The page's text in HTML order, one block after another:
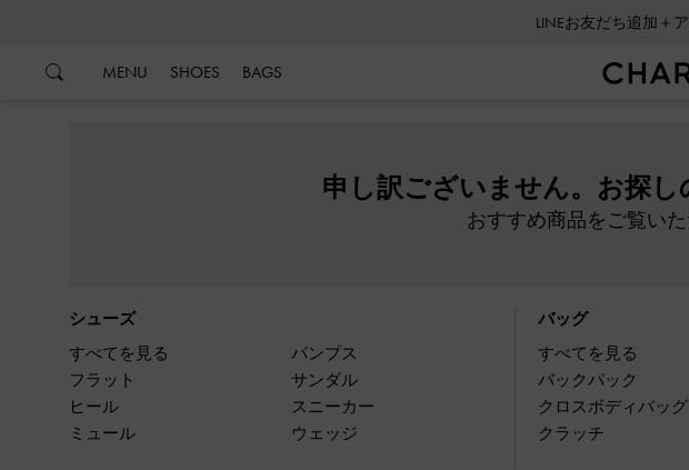
LINEお友だち追加＋
MENU SHOES BAGS
申し訳ございません。お探し
おすすめ商品をご覧い
シューズ
すべてを見る
フラット
ヒール
ミュール
パンプス
サンダル
スニーカー
ウェッジ
バッグ
すべてを見る
バックパック
クロスボディバッグ
クラッチ